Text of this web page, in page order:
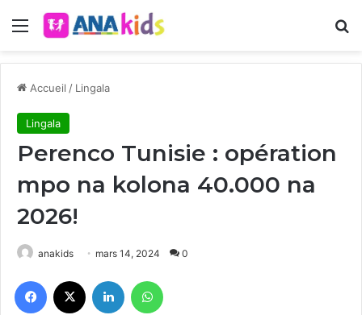
Menu
Accueil / Lingala
Lingala
Perenco Tunisie : opération
mpo na kolona 40.000 na
2026!
anakids mars 14, 2024 0
Facebook Linkedin